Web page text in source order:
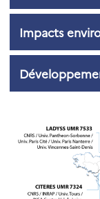
Impacts